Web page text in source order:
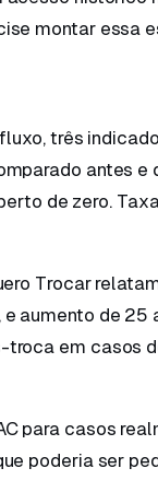
montar essa
três
antes e
de zero.
Trocar
aumento de 25
em casos
para casos
poderia ser